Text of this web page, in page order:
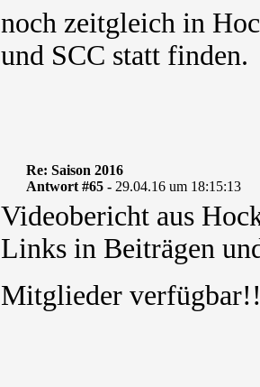
noch zeitgleich in
und SCC statt finden.
Re: Saison 2016
Antwort #65 - 29.04.16 um 18:15:13
Videobericht aus
Links in Beiträgen
Mitglieder